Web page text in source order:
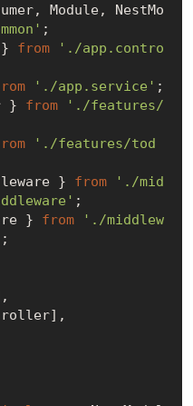
Module, NestMo
from
'./app.contro
'./app.service'
} from
'./features/
'./features/tod
} from
'./mid
} from
'./middlew
;